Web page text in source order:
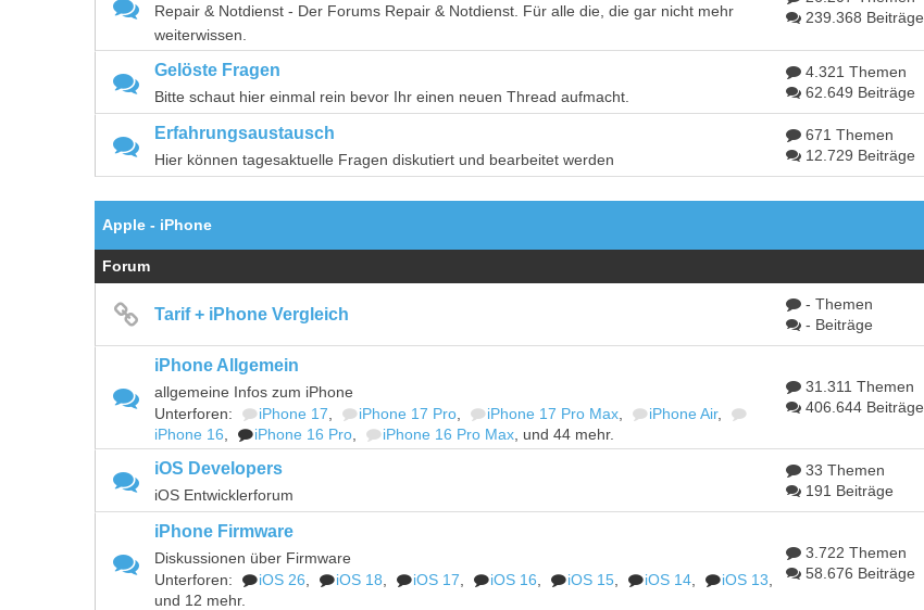
Repair & Notdienst - Der Forums Repair & Notdienst. Für alle die, die gar nicht mehr
weiterwissen.
239.368 Beiträge
Gelöste Fragen
Bitte schaut hier einmal rein bevor Ihr einen neuen Thread aufmacht.
4.321 Themen
62.649 Beiträge
Erfahrungsaustausch
Hier können tagesaktuelle Fragen diskutiert und bearbeitet werden
671 Themen
12.729 Beiträge
Apple - iPhone
Forum
Tarif + iPhone Vergleich
- Themen
- Beiträge
iPhone Allgemein
allgemeine Infos zum iPhone
Unterforen:
iPhone 17 iPhone 17 Pro iPhone 17 Pro Max iPhone Air,
iPhone 16
iPhone 16 Pro iPhone 16 Pro Max , und 44 mehr.
31.311 Themen
406.644 Beiträge
iOS Developers
iOS Entwicklerforum
33 Themen
191 Beiträge
iPhone Firmware
Diskussionen über Firmware
Unterforen:
iOS 26 iOS 18 iOS 17 iOS 16 iOS 15 iOS 14 iOS 13
und 12 mehr.
3.722 Themen
58.676 Beiträge